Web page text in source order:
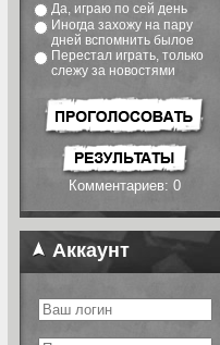
Да, играю по сей день
Иногда захожу на пару
дней вспомнить былое
Перестал играть, только
слежу за новостями
Комментариев: 0
Аккаунт